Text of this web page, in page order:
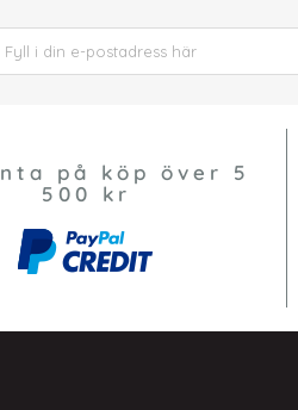
på köp över 5
500 kr